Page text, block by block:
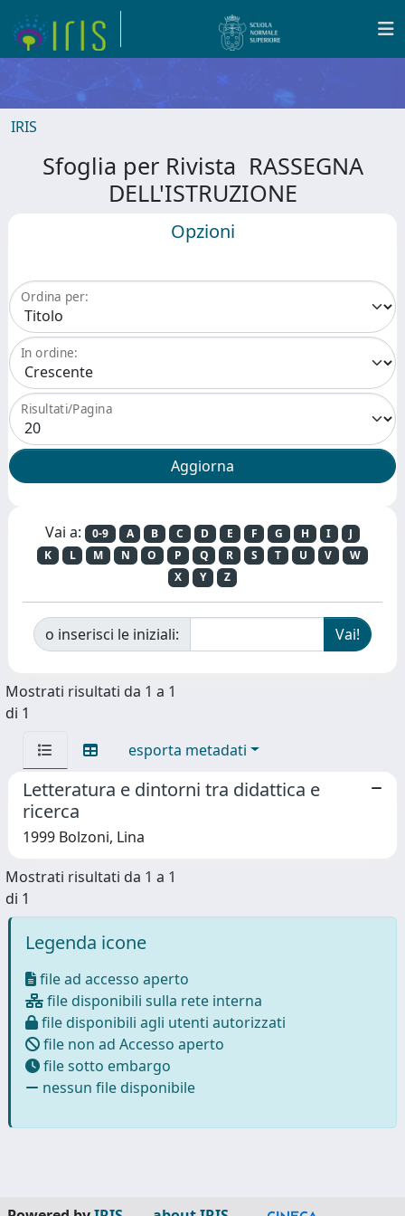
IRIS
Sfoglia per Rivista RASSEGNA
DELL'ISTRUZIONE
Opzioni
Ordina per:
In ordine:
Risultati/Pagina
Vai a: 0-9 A B C D E F G H I
J
K
L M N O P Q R S T U V
W
X
Y Z
o inserisci le iniziali:
Mostrati risultati da 1 a 1
di 1
esporta metadati
Letteratura e dintorni tra didattica e
ricerca
1999 Bolzoni, Lina
Mostrati risultati da 1 a 1
di 1
Legenda icone
file ad accesso aperto
file disponibili sulla rete interna
file disponibili agli utenti autorizzati
file non ad Accesso aperto
file sotto embargo
nessun file disponibile